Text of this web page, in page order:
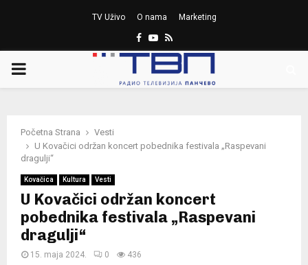
TV Uživo O nama Marketing
Facebook
Youtube
Rss
PRIMARY
Početna Strana
Vesti
U Kovačici održan koncert pobednika festivala „Raspevani
dragulji“
Kovačica Kultura Vesti
U Kovačici održan koncert
pobednika festivala „Raspevani
dragulji“
15. maja 2024. 0 436